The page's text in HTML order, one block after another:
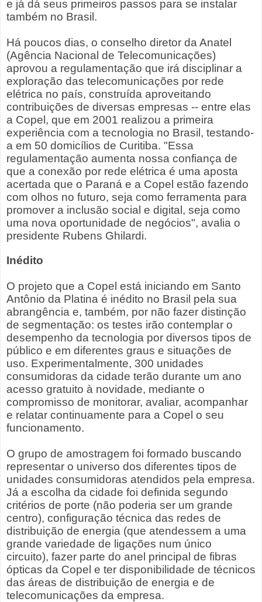
e já dá seus primeiros passos para se instalar
também no Brasil.
Há poucos dias, o conselho diretor da Anatel
(Agência Nacional de Telecomunicações)
aprovou a regulamentação que irá disciplinar a
exploração das telecomunicações por rede
elétrica no país, construída aproveitando
contribuições de diversas empresas -- entre elas
a Copel, que em 2001 realizou a primeira
experiência com a tecnologia no Brasil, testando-
a em 50 domicílios de Curitiba. "Essa
regulamentação aumenta nossa confiança de
que a conexão por rede elétrica é uma aposta
acertada que o Paraná e a Copel estão fazendo
com olhos no futuro, seja como ferramenta para
promover a inclusão social e digital, seja como
uma nova oportunidade de negócios", avalia o
presidente Rubens Ghilardi.
Inédito
O projeto que a Copel está iniciando em Santo
Antônio da Platina é inédito no Brasil pela sua
abrangência e, também, por não fazer distinção
de segmentação: os testes irão contemplar o
desempenho da tecnologia por diversos tipos de
público e em diferentes graus e situações de
uso. Experimentalmente, 300 unidades
consumidoras da cidade terão durante um ano
acesso gratuito à novidade, mediante o
compromisso de monitorar, avaliar, acompanhar
e relatar continuamente para a Copel o seu
funcionamento.
O grupo de amostragem foi formado buscando
representar o universo dos diferentes tipos de
unidades consumidoras atendidos pela empresa.
Já a escolha da cidade foi definida segundo
critérios de porte (não poderia ser um grande
centro), configuração técnica das redes de
distribuição de energia (que atendessem a uma
grande variedade de ligações num único
circuito), fazer parte do anel principal de fibras
ópticas da Copel e ter disponibilidade de técnicos
das áreas de distribuição de energia e de
telecomunicações da empresa.